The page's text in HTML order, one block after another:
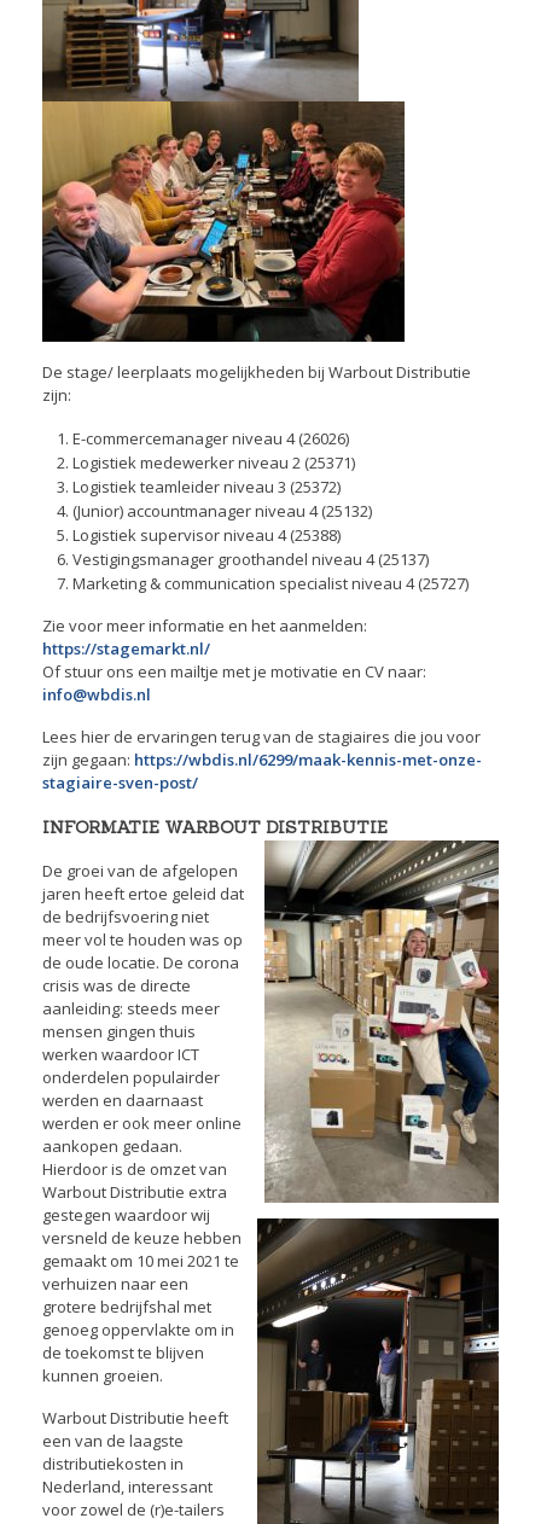
De stage/ leerplaats mogelijkheden bij Warbout Distributie
zijn:
E-commercemanager niveau 4 (26026)
Logistiek medewerker niveau 2 (25371)
Logistiek teamleider niveau 3 (25372)
(Junior) accountmanager niveau 4 (25132)
Logistiek supervisor niveau 4 (25388)
Vestigingsmanager groothandel niveau 4 (25137)
Marketing & communication specialist niveau 4 (25727)
Zie voor meer informatie en het aanmelden:
https://stagemarkt.nl/
Of stuur ons een mailtje met je motivatie en CV naar:
info@wbdis.nl
Lees hier de ervaringen terug van de stagiaires die jou voor
zijn gegaan: https://wbdis.nl/6299/maak-kennis-met-onze-
stagiaire-sven-post/
INFORMATIE WARBOUT DISTRIBUTIE
De groei van de afgelopen
jaren heeft ertoe geleid dat
de bedrijfsvoering niet
meer vol te houden was op
de oude locatie. De corona
crisis was de directe
aanleiding: steeds meer
mensen gingen thuis
werken waardoor ICT
onderdelen populairder
werden en daarnaast
werden er ook meer online
aankopen gedaan.
Hierdoor is de omzet van
Warbout Distributie extra
gestegen waardoor wij
versneld de keuze hebben
gemaakt om 10 mei 2021 te
verhuizen naar een
grotere bedrijfshal met
genoeg oppervlakte om in
de toekomst te blijven
kunnen groeien.
Warbout Distributie heeft
een van de laagste
distributiekosten in
Nederland, interessant
voor zowel de (r)e-tailers